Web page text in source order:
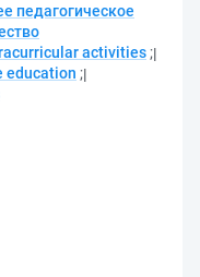
педагогическое
activities ;
education ;